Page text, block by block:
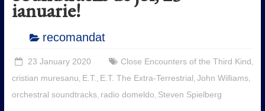
ianuarie!
recomandat
23 January 2020 Close Encounters of the Third Kind
cristian muresanu E.T. E.T. The Extra-Terrestrial John Williams,
orchestral soundtracks, radio domeldo Steven Spielberg